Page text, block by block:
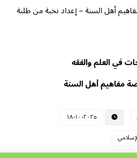
أهل السنة – إعداد نخبة من طلبة
في العلم والفقه
مفاهيم أهل السنة
٢٠٢٥-١٠-١٨